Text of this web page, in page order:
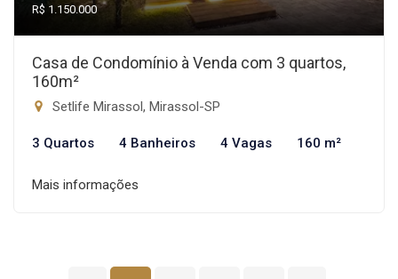
R$ 1.150.000
Casa de Condomínio à Venda com 3 quartos,
160m²
Setlife Mirassol, Mirassol-SP
3 Quartos 4 Banheiros 4 Vagas 160 m²
Mais informações